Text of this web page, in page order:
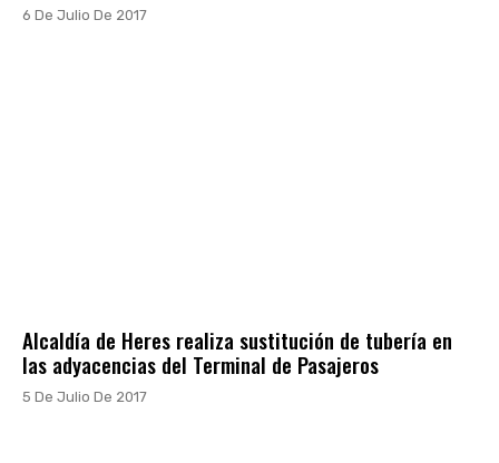
6 De Julio De 2017
Alcaldía de Heres realiza sustitución de tubería en
las adyacencias del Terminal de Pasajeros
5 De Julio De 2017